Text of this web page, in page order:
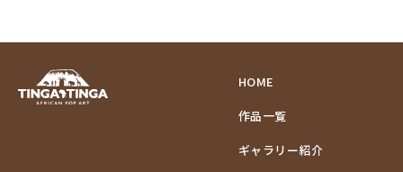
HOME
作品一覧
ギャラリー紹介